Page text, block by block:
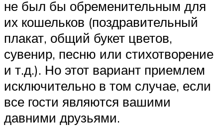
не был бы обременительным для
их кошельков (поздравительный
плакат, общий букет цветов,
сувенир, песню или стихотворение
и т.д.). Но этот вариант приемлем
исключительно в том случае, если
все гости являются вашими
давними друзьями.